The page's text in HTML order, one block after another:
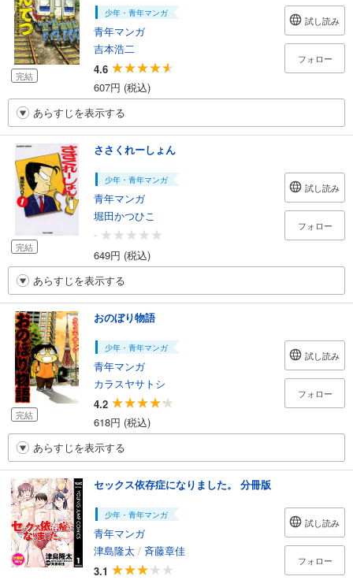
完結
少年・青年マンガ
青年マンガ
吉本浩二
4.6
607円 (税込)
試し読み
フォロー
あらすじを表示する
完結
ささくれーしょん
少年・青年マンガ
青年マンガ
堀田かつひこ
-
649円 (税込)
試し読み
フォロー
あらすじを表示する
完結
おのぼり物語
少年・青年マンガ
青年マンガ
カラスヤサトシ
4.2
618円 (税込)
試し読み
フォロー
あらすじを表示する
セックス依存症になりました。 分冊版
少年・青年マンガ
青年マンガ
津島隆太 / 斉藤章佳
3.1
試し読み
フォロー